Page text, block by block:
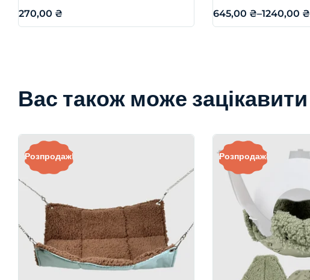
270,00 ₴ 645,00 ₴–1240,00 ₴
Вас також може зацікавити
Розпродаж! Розпродаж!